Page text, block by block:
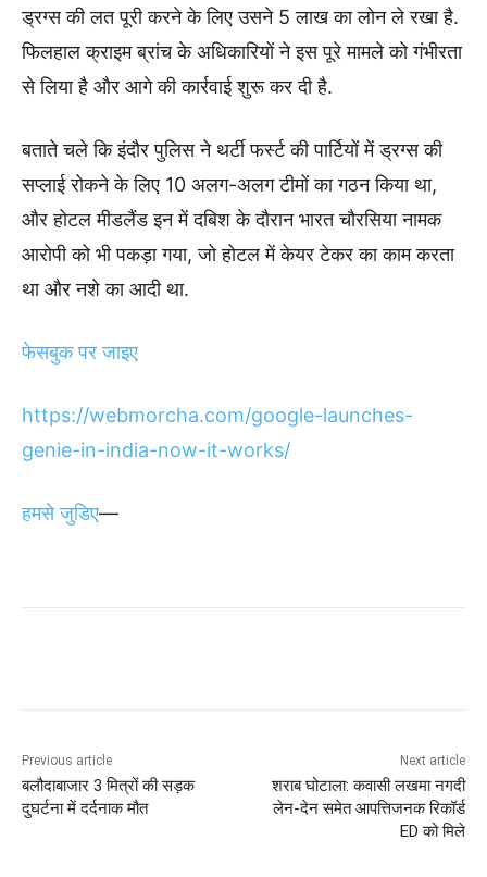
ड्रग्स की लत पूरी करने के लिए उसने 5 लाख का लोन ले रखा है.
फिलहाल क्राइम ब्रांच के अधिकारियों ने इस पूरे मामले को गंभीरता
से लिया है और आगे की कार्रवाई शुरू कर दी है.
बताते चले कि इंदौर पुलिस ने थर्टी फर्स्ट की पार्टियों में ड्रग्स की
सप्लाई रोकने के लिए 10 अलग-अलग टीमों का गठन किया था,
और होटल मीडलैंड इन में दबिश के दौरान भारत चौरसिया नामक
आरोपी को भी पकड़ा गया, जो होटल में केयर टेकर का काम करता
था और नशे का आदी था.
फेसबुक पर जाइए
https://webmorcha.com/google-launches-
genie-in-india-now-it-works/
हमसे जुडिए—
Previous article
बलौदाबाजार 3 मित्रों की सड़क
दुघर्टना में दर्दनाक मौत
Next article
शराब घोटाला: कवासी लखमा नगदी
लेन-देन समेत आपत्तिजनक रिकॉर्ड
ED को मिले